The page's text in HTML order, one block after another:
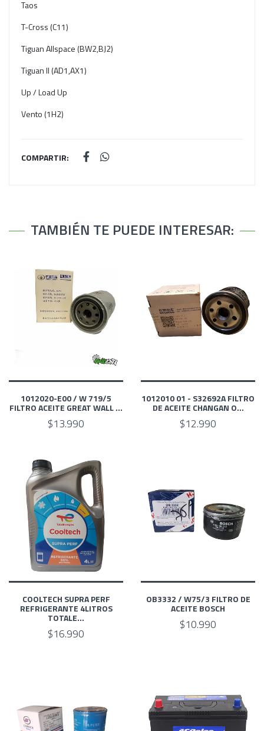
Taos
T-Cross (C11)
Tiguan Allspace (BW2,BJ2)
Tiguan II (AD1,AX1)
Up / Load Up
Vento (1H2)
COMPARTIR:
TAMBIÉN TE PUEDE INTERESAR:
1012020-E00 / W 719/5
FILTRO ACEITE GREAT WALL ...
$13.990
1012010 01 - S32692A FILTRO
DE ACEITE CHANGAN O...
$12.990
COOLTECH SUPRA PERF
REFRIGERANTE 4LITROS
TOTALE...
$16.990
OB3332 / W75/3 FILTRO DE
ACEITE BOSCH
$10.990